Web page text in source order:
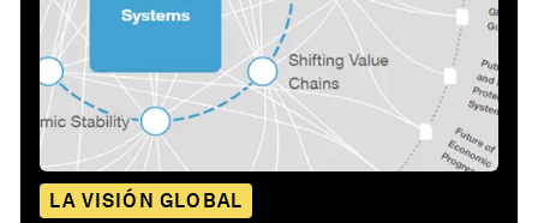
LA VISIÓN GLOBAL